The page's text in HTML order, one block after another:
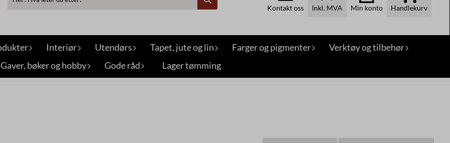
Kontakt oss Inkl. MVA Min konto Handlekurv
Interiør Utendørs Tapet, jute og lin Farger og pigmenter
Verktøy og tilbehør
Gaver, bøker og hobby
Gode råd Lager tømming